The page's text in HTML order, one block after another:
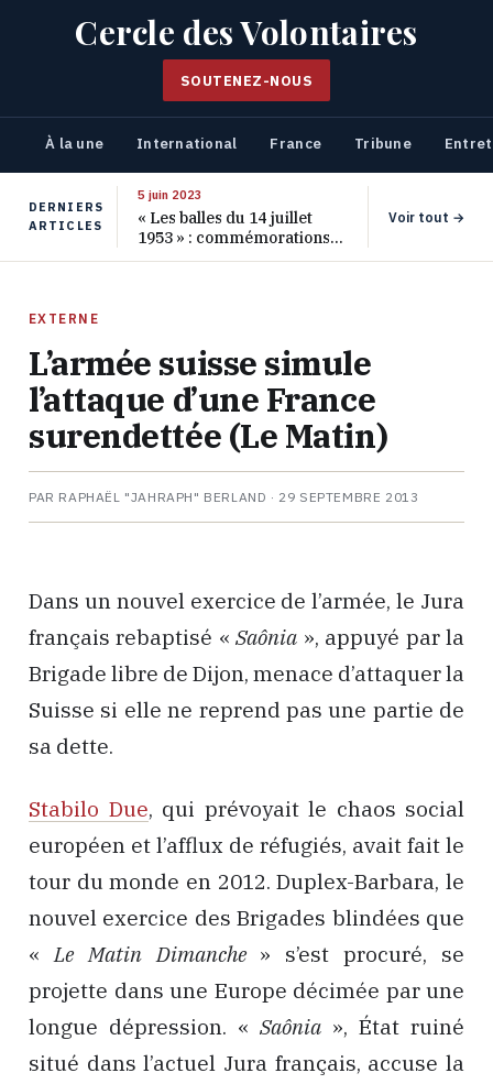
Cercle des Volontaires
SOUTENEZ-NOUS
À la une International France Tribune
DERNIERS
ARTICLES
5 juin 2023
« Les balles du 14 juillet
1953 » : commémorations
pour les 70 ans de ce
Voir tout →
EXTERNE
L’armée suisse simule
l’attaque d’une France
surendettée (Le Matin)
PAR RAPHAËL "JAHRAPH" BERLAND · 29 SEPTEMBRE 2013
Dans un nouvel exercice de l’armée, le Jura
français rebaptisé «Saônia », appuyé par la
Brigade libre de Dijon, menace d’attaquer la
Suisse si elle ne reprend pas une partie de
sa dette.
Stabilo Due, qui prévoyait le chaos social
européen et l’afflux de réfugiés, avait fait le
tour du monde en 2012. Duplex-Barbara, le
nouvel exercice des Brigades blindées que
« Le Matin Dimanche» s’est procuré, se
projette dans une Europe décimée par une
longue dépression. « Saônia », État ruiné
situé dans l’actuel Jura français, accuse la